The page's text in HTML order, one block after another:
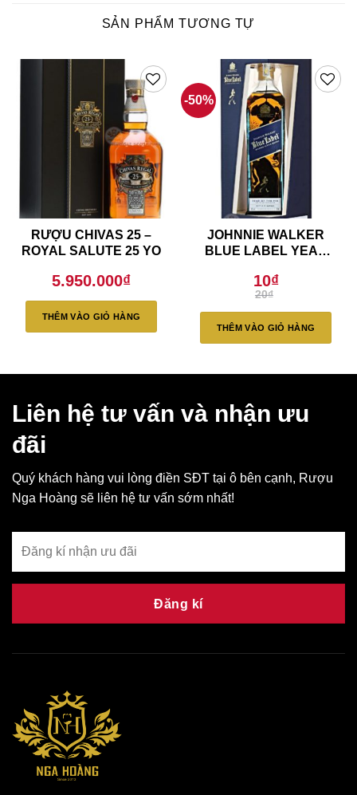
SẢN PHẨM TƯƠNG TỰ
RƯỢU CHIVAS 25 –
ROYAL SALUTE 25 YO
5.950.000₫
THÊM VÀO GIỎ HÀNG
-50%
JOHNNIE WALKER
BLUE LABEL YEAR
20₫
là:
10₫
tại
THÊM VÀO GIỎ HÀNG
Liên hệ tư vấn và nhận ưu
đãi
Quý khách hàng vui lòng điền SĐT tại ô bên cạnh, Rượu
Nga Hoàng sẽ liên hệ tư vấn sớm nhất!
Đăng kí